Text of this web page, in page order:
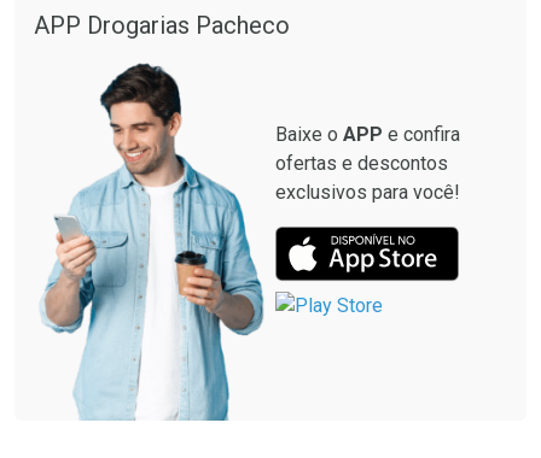
APP Drogarias Pacheco
Baixe o APP e confira
ofertas e descontos
exclusivos para você!